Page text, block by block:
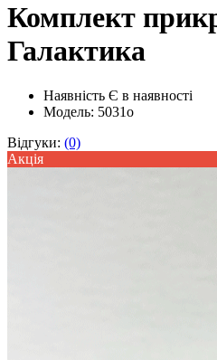
Комплект
Галактика
Наявність Є в наявності
Модель: 5031o
Відгуки: (0)
Акцiя